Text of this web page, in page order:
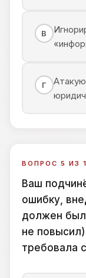
В
Г
ВОПРОС 5 ИЗ
Ваш
ошибку,
должен был
не
требовала